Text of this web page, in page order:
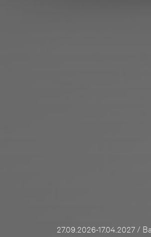
27.09.2026-17.04.2027 /